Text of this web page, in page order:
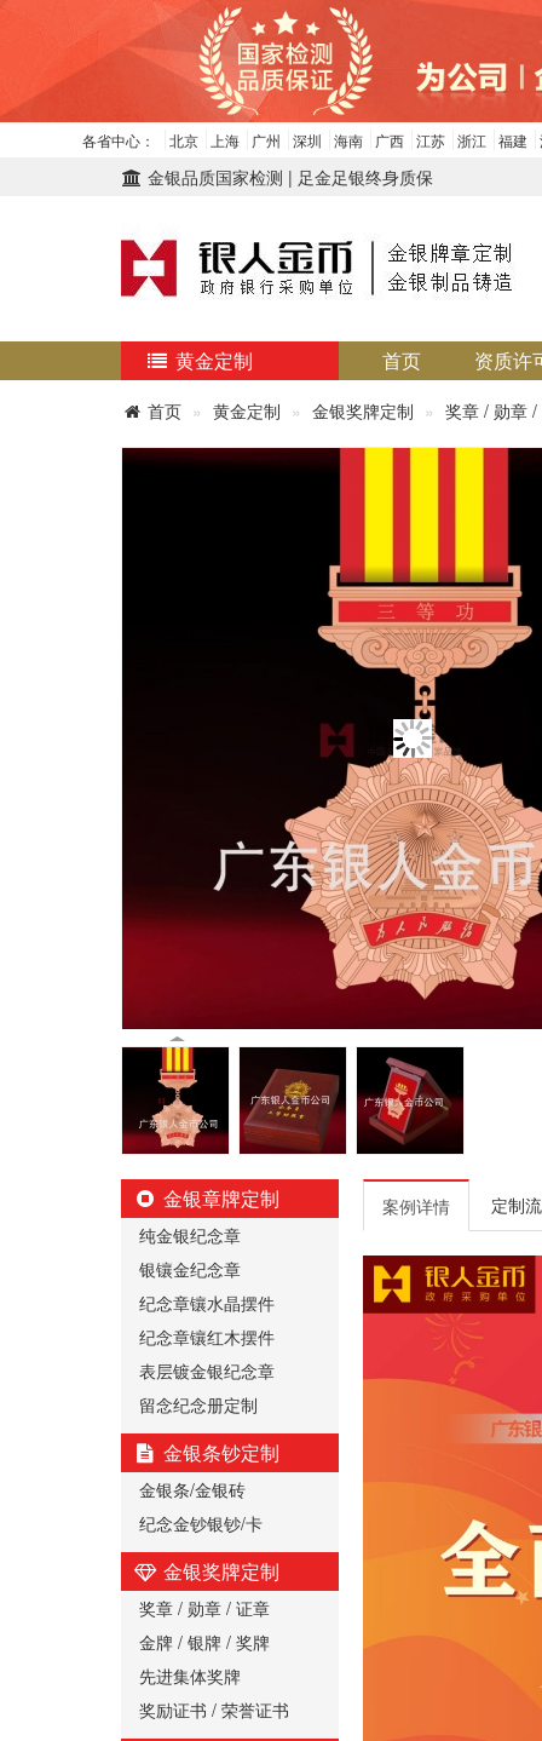
各省中心： 北京 上海 广州 深圳 海南 广西 江苏 浙江 福建
金银品质国家检测 | 足金足银终身质保
黄金定制 首页 资质许
首页 黄金定制 金银奖牌定制 奖章 / 勋章 /
金银章牌定制
纯金银纪念章
银镶金纪念章
纪念章镶水晶摆件
纪念章镶红木摆件
表层镀金银纪念章
留念纪念册定制
金银条钞定制
金银条/金银砖
纪念金钞银钞/卡
金银奖牌定制
奖章 / 勋章 / 证章
金牌 / 银牌 / 奖牌
先进集体奖牌
奖励证书 / 荣誉证书
案例详情 定制